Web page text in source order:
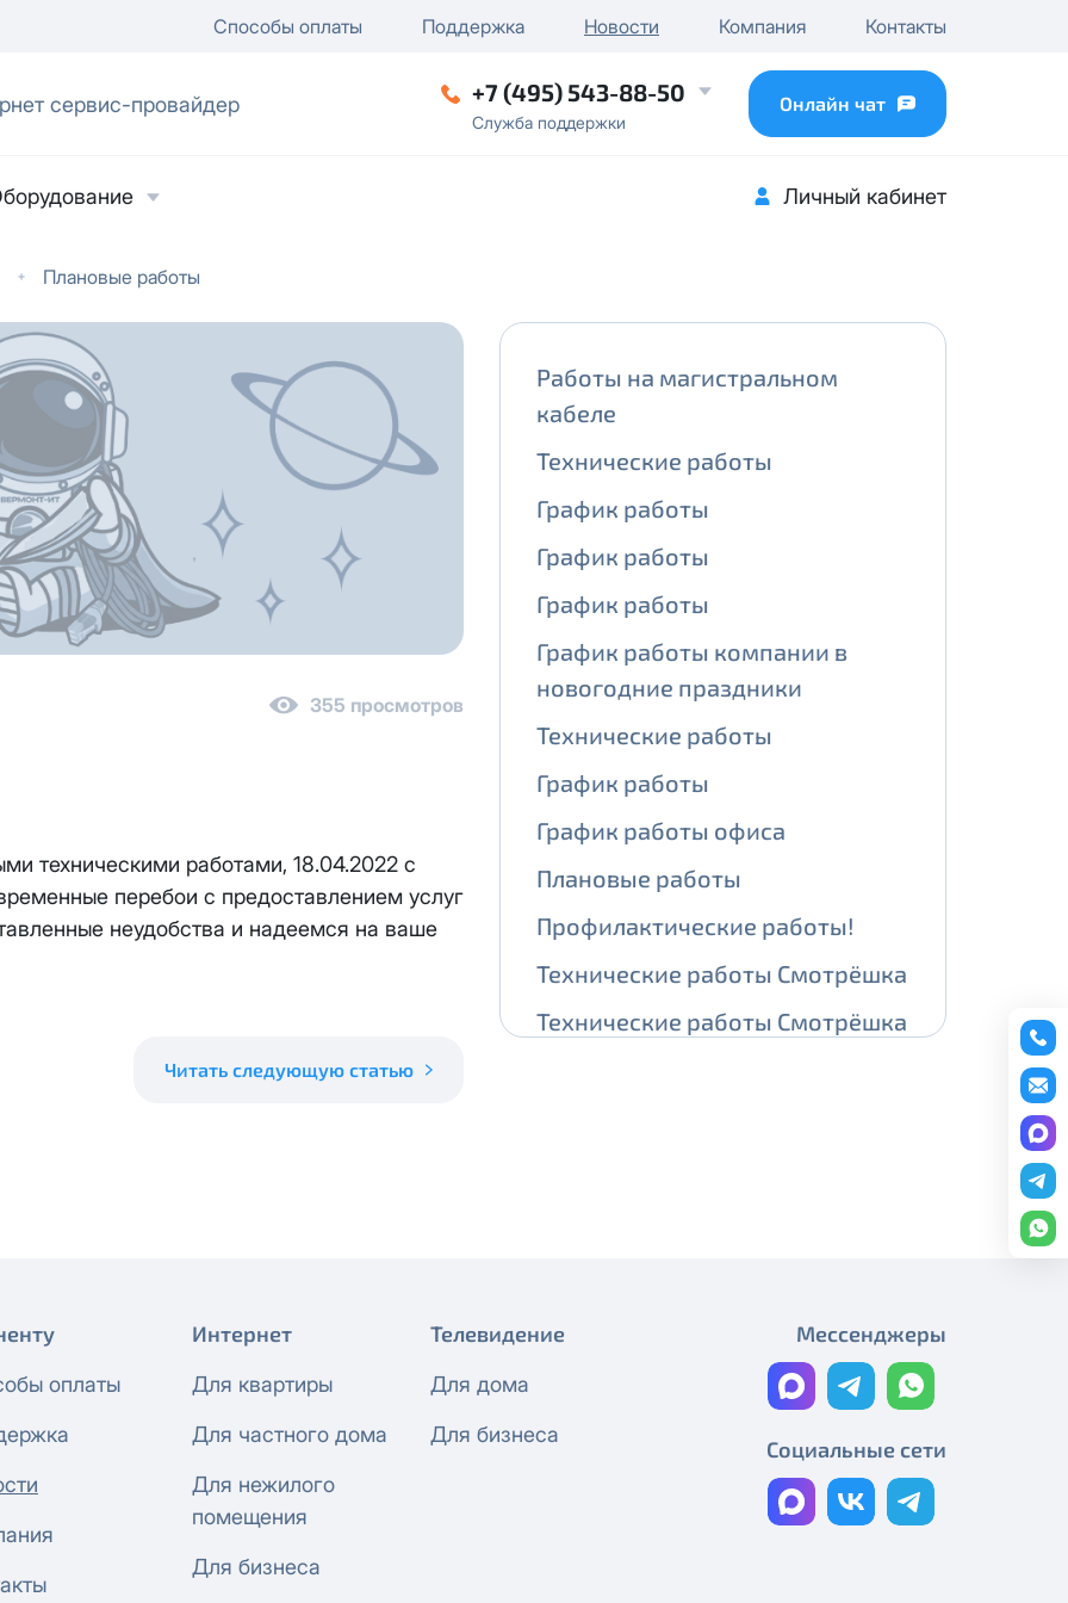
Способы оплаты Поддержка Новости Компания Контакты
сервис-провайдер +7 (495) 543-88-50
Служба поддержки
Онлайн чат
Личный кабинет
Плановые работы
355 просмотров
техническими работами, 18.04.2022 с
перебои с предоставлением услуг
неудобства и надеемся на ваше
Читать следующую статью
Работы на магистральном
кабеле
Технические работы
График работы
График работы
График работы
График работы компании в
новогодние праздники
Технические работы
График работы
График работы офиса
Плановые работы
Профилактические работы!
Технические работы Смотрёшка
Технические работы Смотрёшка
Технические работы Смотрёшка
Технические работы Смотрёшка
Технические работы Смотрёшка
Технические работы Смотрёшка
Реорганизация узла связи
оплаты
Интернет
Для квартиры
Для частного дома
Для нежилого
помещения
Для бизнеса
Телевидение
Для дома
Для бизнеса
Мессенджеры
Социальные сети
на обработку персональных данныхв
сПолитикой в отношении обработки
данных
лицо
данных
Политикой в отношении обработки персональных
/ отключение публичного IP
данных в соответствии с
Политикой в отношении обработки персональных
один раз осуществляется бесплатно, за каждое последующее выделение публичного IP
списывается3000 рублей.
выделенного публичного IP адреса на новый публичный IP адрес -
на следующий рабочий день после отправки Вам новых сетевых реквизитов.
публичного IP-адреса, Вы соглашаетесь с условиями предоставления услуги.
При отсутствии оплаты за услугу публичный IP-адрес в течение трех календарных
автоматически изменен на приватный IP-адрес и предоставление услуги публичный
...